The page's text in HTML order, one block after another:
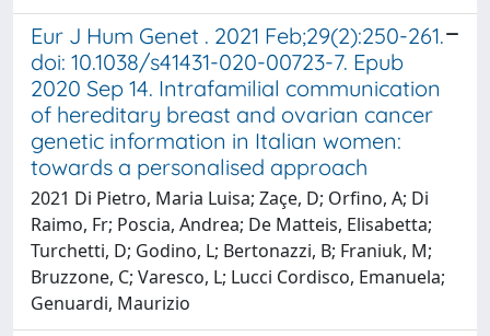
Eur J Hum Genet . 2021 Feb;29(2):250-261.
doi: 10.1038/s41431-020-00723-7. Epub
2020 Sep 14. Intrafamilial communication
of hereditary breast and ovarian cancer
genetic information in Italian women:
towards a personalised approach
2021 Di Pietro, Maria Luisa; Zaçe, D; Orfino, A; Di
Raimo, Fr; Poscia, Andrea; De Matteis, Elisabetta;
Turchetti, D; Godino, L; Bertonazzi, B; Franiuk, M;
Bruzzone, C; Varesco, L; Lucci Cordisco, Emanuela;
Genuardi, Maurizio